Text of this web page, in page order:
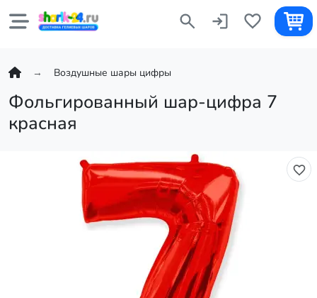
Воздушные шары цифры
Фольгированный шар-цифра 7
красная